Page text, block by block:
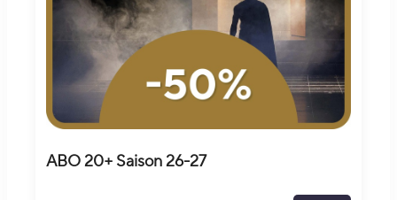
ABO 20+ Saison 26-27